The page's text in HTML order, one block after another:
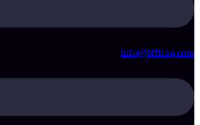
info@bffiraq.com